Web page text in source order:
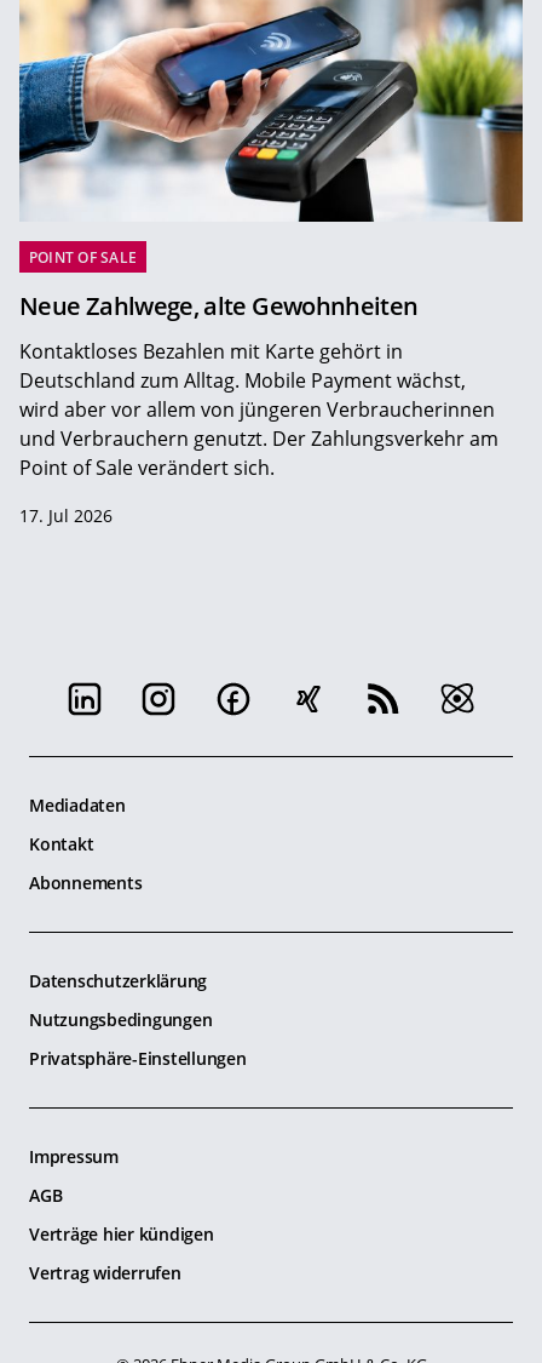
POINT OF SALE
Neue Zahlwege, alte Gewohnheiten
Kontaktloses Bezahlen mit Karte gehört in
Deutschland zum Alltag. Mobile Payment wächst,
wird aber vor allem von jüngeren Verbraucherinnen
und Verbrauchern genutzt. Der Zahlungsverkehr am
Point of Sale verändert sich.
17. Jul 2026
Mediadaten
Kontakt
Abonnements
Datenschutzerklärung
Nutzungsbedingungen
Privatsphäre-Einstellungen
Impressum
AGB
Verträge hier kündigen
Vertrag widerrufen